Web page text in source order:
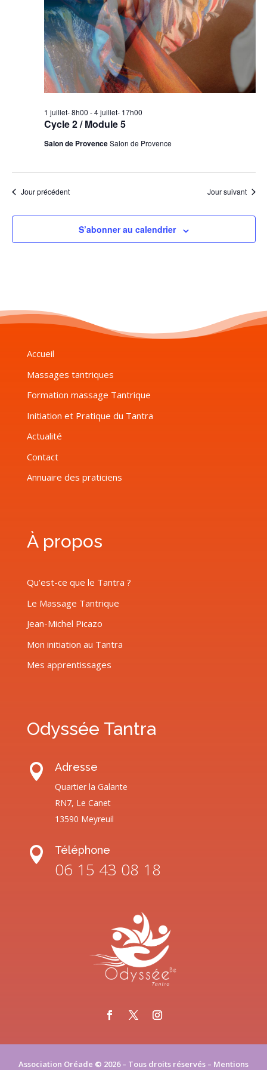
Cycle 2 / Module 5
1 juillet- 8h00 -4 juillet- 17h00
Salon de ProvenceSalon de Provence
Jour précédent Jour suivant
S’abonner au calendrier
Accueil
Massages tantriques
Formation massage Tantrique
Initiation et Pratique du Tantra
Actualité
Contact
Annuaire des praticiens
À propos
Qu’est-ce que le Tantra ?
Le Massage Tantrique
Jean-Michel Picazo
Mon initiation au Tantra
Mes apprentissages
Odyssée Tantra
 Adresse
Quartier la Galante
RN7, Le Canet
13590 Meyreuil
 Téléphone
06 15 43 08 18
Association Oréade © 2026 – Tous droits réservés – Mentions